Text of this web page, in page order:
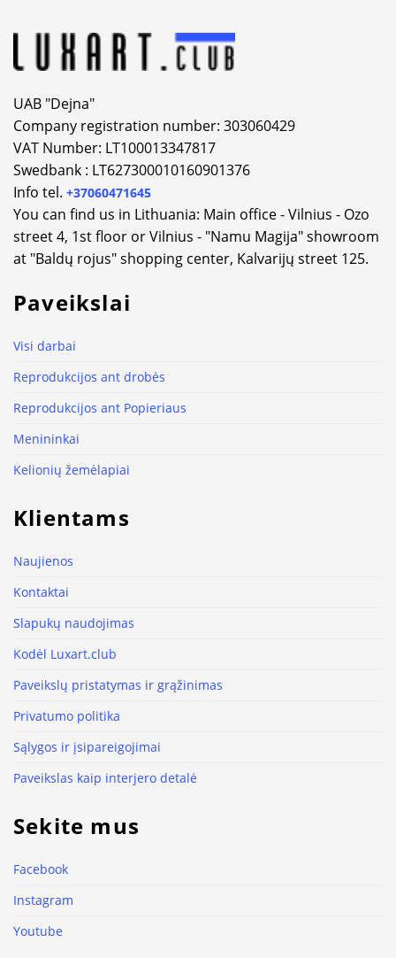
UAB "Dejna"
Company registration number: 303060429
VAT Number: LT100013347817
Swedbank : LT627300010160901376
Info tel. +37060471645
You can find us in Lithuania: Main office - Vilnius - Ozo
street 4, 1st floor or Vilnius - "Namu Magija" showroom
at "Baldų rojus" shopping center, Kalvarijų street 125.
Paveikslai
Visi darbai
Reprodukcijos ant drobės
Reprodukcijos ant Popieriaus
Menininkai
Kelionių žemėlapiai
Klientams
Naujienos
Kontaktai
Slapukų naudojimas
Kodėl Luxart.club
Paveikslų pristatymas ir grąžinimas
Privatumo politika
Sąlygos ir įsipareigojimai
Paveikslas kaip interjero detalė
Sekite mus
Facebook
Instagram
Youtube